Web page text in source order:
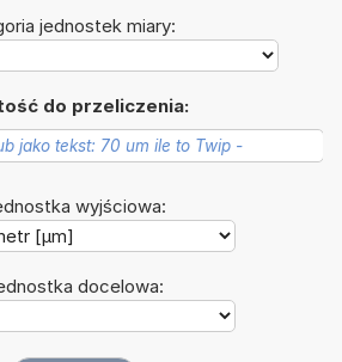
jednostek miary:
do przeliczenia:
wyjściowa:
docelowa: